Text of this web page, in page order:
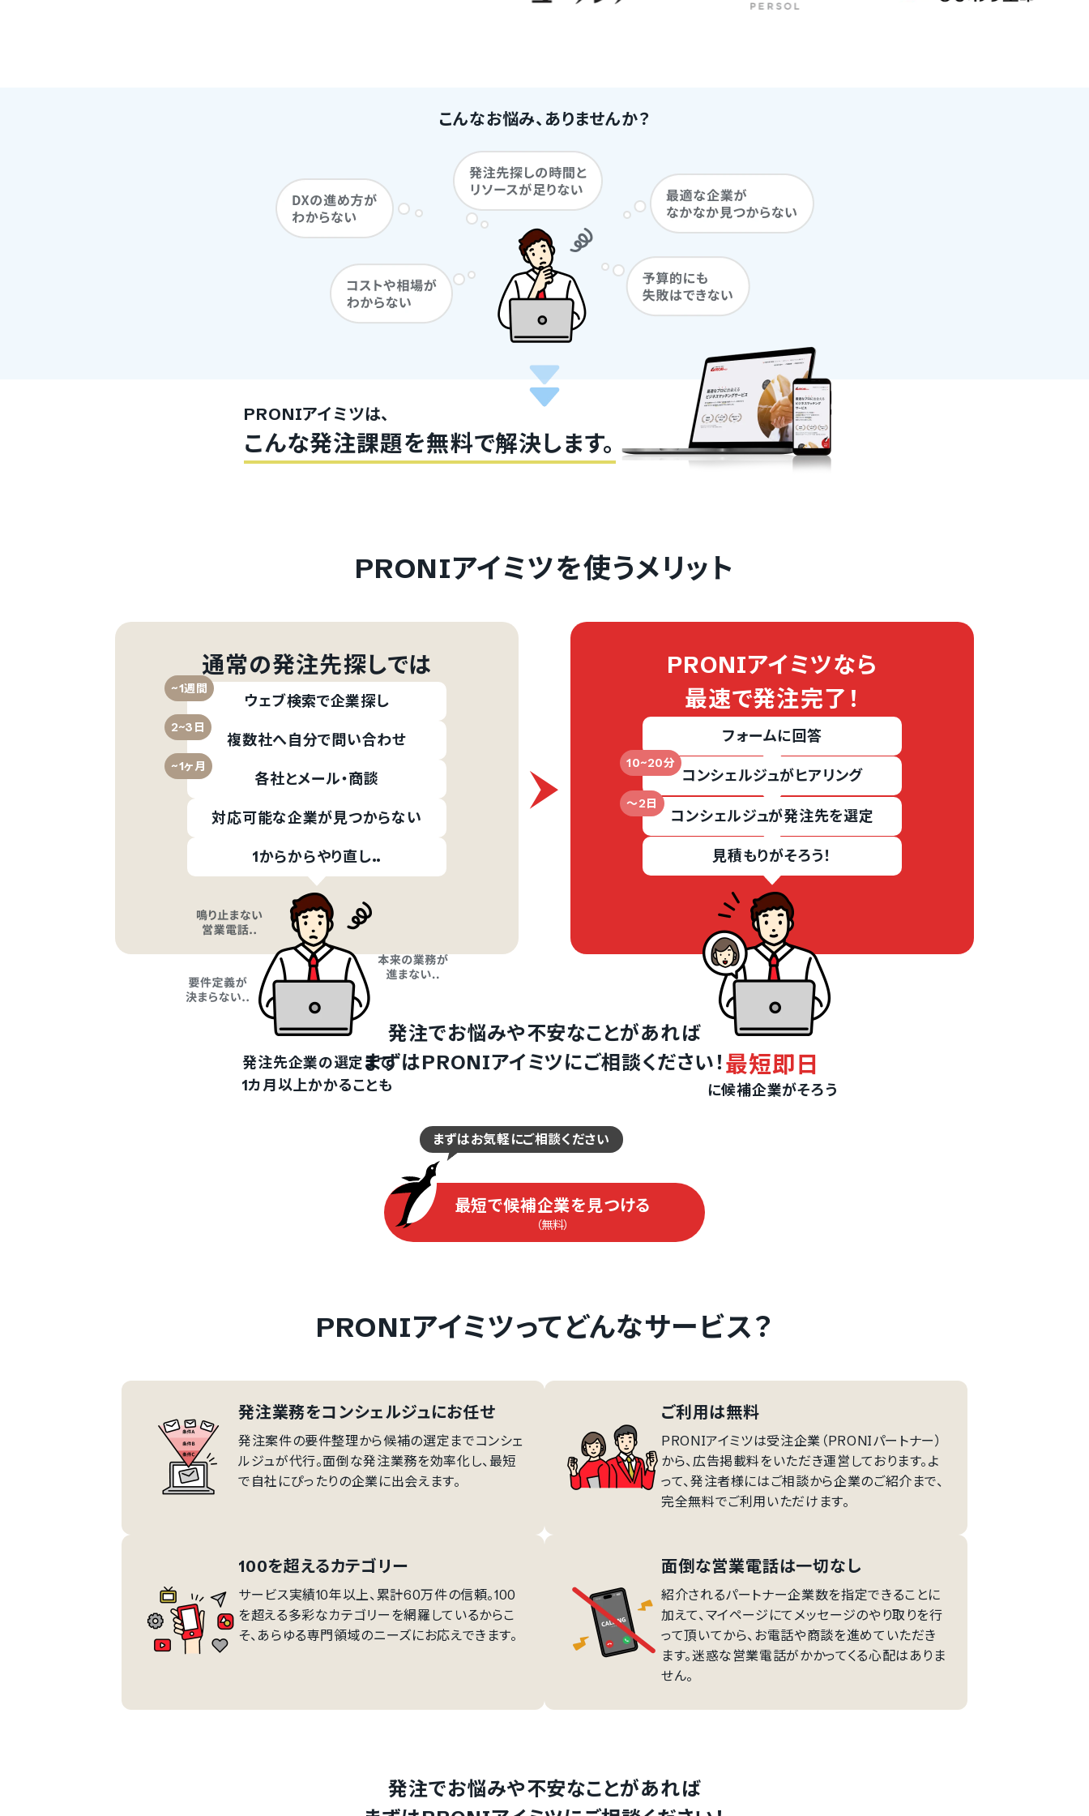
ログインするサービスの選択
をご利用の方
PRONIアイミツ
マイページにログイン
PRONIアイミツメンバーズ
マイページにログイン
こんなお悩み、ありませんか？
PRONIアイミツは、
こんな発注課題を無料で解決します。
PRONIアイミツを使うメリット
通常の発注先探しでは
~1週間
ウェブ検索で企業探し
2~3日
複数社へ自分で問い合わせ
~1ヶ月
各社とメール・商談
対応可能な企業が見つからない
1からからやり直し..
発注先企業の選定まで
1カ月以上かかることも
PRONIアイミツなら
最速で発注完了！
フォームに回答
10~20分
コンシェルジュがヒアリング
～2日
コンシェルジュが発注先を選定
見積もりがそろう！
最短即日
に候補企業がそろう
発注でお悩みや不安なことがあれば
まずはPRONIアイミツにご相談ください！
まずはお気軽にご相談ください
最短で候補企業を見つける
（無料）
PRONIアイミツってどんなサービス？
発注業務をコンシェルジュにお任せ
発注案件の要件整理から候補の選定までコンシェ
ルジュが代行。面倒な発注業務を効率化し、最短
で自社にぴったりの企業に出会えます。
ご利用は無料
PRONIアイミツは受注企業（PRONIパートナー）
から、広告掲載料をいただき運営しております。よ
って、発注者様にはご相談から企業のご紹介まで、
完全無料でご利用いただけます。
100を超えるカテゴリー
サービス実績10年以上、累計60万件の信頼。100
を超える多彩なカテゴリーを網羅しているからこ
そ、あらゆる専門領域のニーズにお応えできます。
面倒な営業電話は一切なし
紹介されるパートナー企業数を指定できることに
加えて、マイページにてメッセージのやり取りを行
って頂いてから、お電話や商談を進めていただき
ます。迷惑な営業電話がかかってくる心配はありま
せん。
発注でお悩みや不安なことがあれば